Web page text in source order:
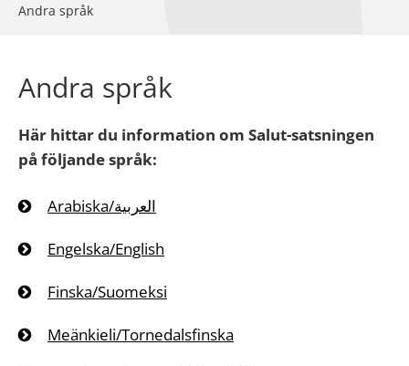
Andra språk
Andra språk
Här hittar du information om Salut-satsningen
på följande språk:
Arabiska/العربية
Engelska/English
Finska/Suomeksi
Meänkieli/Tornedalsfinska